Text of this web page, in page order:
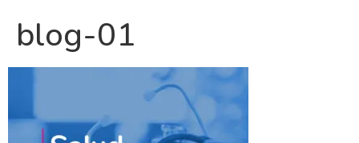
blog-01